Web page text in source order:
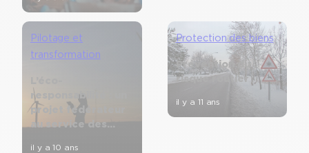
Pilotage et
transformation
responsabilité : un
projet fédérateur
au service des
il y a 10 ans
Protection des biens
Prévention du
risque routier
il y a 11 ans